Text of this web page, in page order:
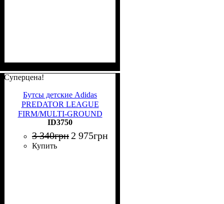
Суперцена!
Бутсы детские Adidas
PREDATOR LEAGUE
FIRM/MULTI-GROUND
красно-белые ID3750
ID3750
3 340грн 2 975грн
Купить